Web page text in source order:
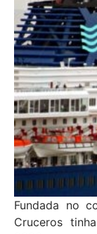
Fundada no
Cruceros